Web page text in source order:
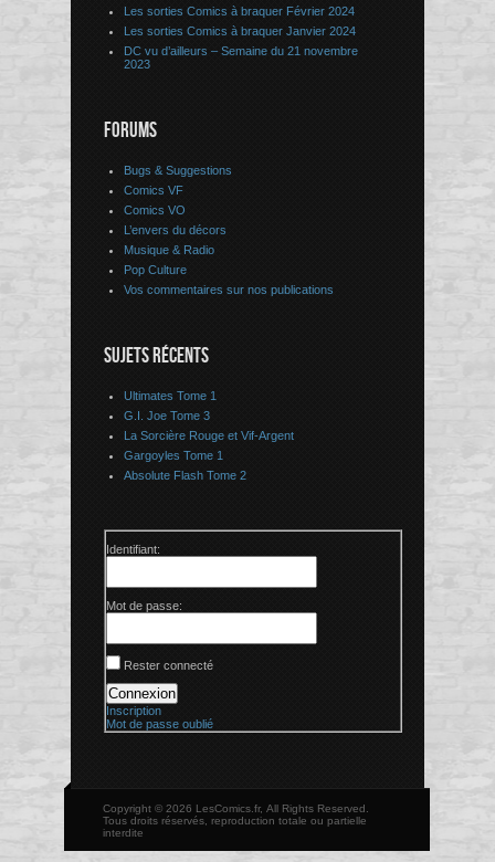
Les sorties Comics à braquer Février 2024
Les sorties Comics à braquer Janvier 2024
DC vu d’ailleurs – Semaine du 21 novembre
2023
FORUMS
Bugs & Suggestions
Comics VF
Comics VO
L’envers du décors
Musique & Radio
Pop Culture
Vos commentaires sur nos publications
SUJETS RÉCENTS
Ultimates Tome 1
G.I. Joe Tome 3
La Sorcière Rouge et Vif-Argent
Gargoyles Tome 1
Absolute Flash Tome 2
Identifiant:
Mot de passe:
Rester connecté
Connexion
Inscription
Mot de passe oublié
Copyright © 2026 LesComics.fr, All Rights Reserved.
Tous droits réservés, reproduction totale ou partielle
interdite